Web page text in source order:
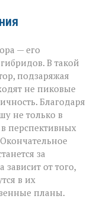
— его
В такой
подзаряжая
не пиковые
Благодаря
не только в
перспективных
за
от того,
в их
планы.